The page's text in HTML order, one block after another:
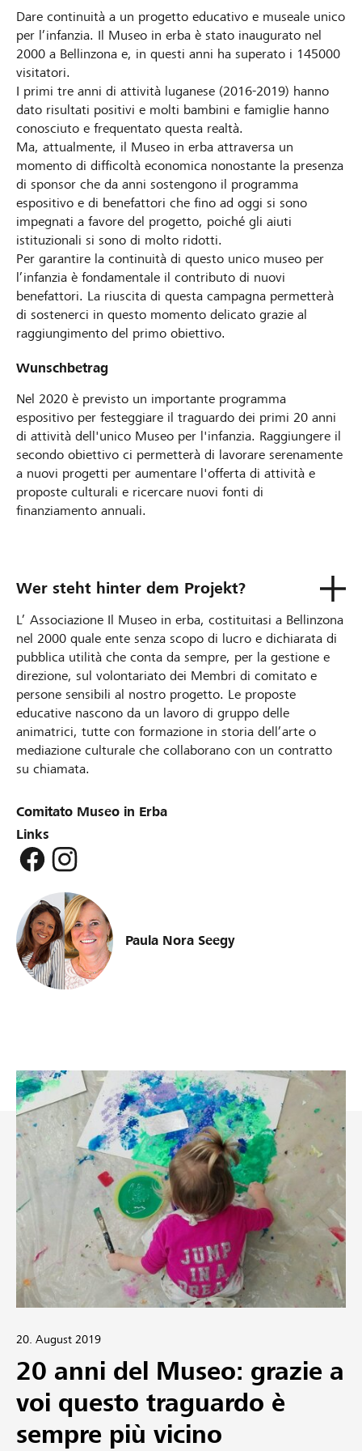
Dare continuità a un progetto educativo e museale unico
per l’infanzia. Il Museo in erba è stato inaugurato nel
2000 a Bellinzona e, in questi anni ha superato i 145000
visitatori.
I primi tre anni di attività luganese (2016-2019) hanno
dato risultati positivi e molti bambini e famiglie hanno
conosciuto e frequentato questa realtà.
Ma, attualmente, il Museo in erba attraversa un
momento di difficoltà economica nonostante la presenza
di sponsor che da anni sostengono il programma
espositivo e di benefattori che fino ad oggi si sono
impegnati a favore del progetto, poiché gli aiuti
istituzionali si sono di molto ridotti.
Per garantire la continuità di questo unico museo per
l’infanzia è fondamentale il contributo di nuovi
benefattori. La riuscita di questa campagna permetterà
di sostenerci in questo momento delicato grazie al
raggiungimento del primo obiettivo.
Wunschbetrag
Nel 2020 è previsto un importante programma
espositivo per festeggiare il traguardo dei primi 20 anni
di attività dell'unico Museo per l'infanzia. Raggiungere il
secondo obiettivo ci permetterà di lavorare serenamente
a nuovi progetti per aumentare l'offerta di attività e
proposte culturali e ricercare nuovi fonti di
finanziamento annuali.
Wer steht hinter dem Projekt?
L’ Associazione Il Museo in erba, costituitasi a Bellinzona
nel 2000 quale ente senza scopo di lucro e dichiarata di
pubblica utilità che conta da sempre, per la gestione e
direzione, sul volontariato dei Membri di comitato e
persone sensibili al nostro progetto. Le proposte
educative nascono da un lavoro di gruppo delle
animatrici, tutte con formazione in storia dell’arte o
mediazione culturale che collaborano con un contratto
su chiamata.
Comitato Museo in Erba
Links
Paula Nora Seegy
20. August 2019
20 anni del Museo: grazie a
voi questo traguardo è
sempre più vicino